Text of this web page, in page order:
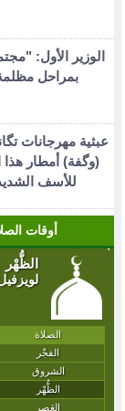
الوزير الأول:
بمراحل
عبثية مهرجانات
(وگفة) أمطار
للأسف
أوقات